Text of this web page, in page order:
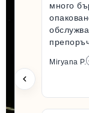
много
Miryana P.